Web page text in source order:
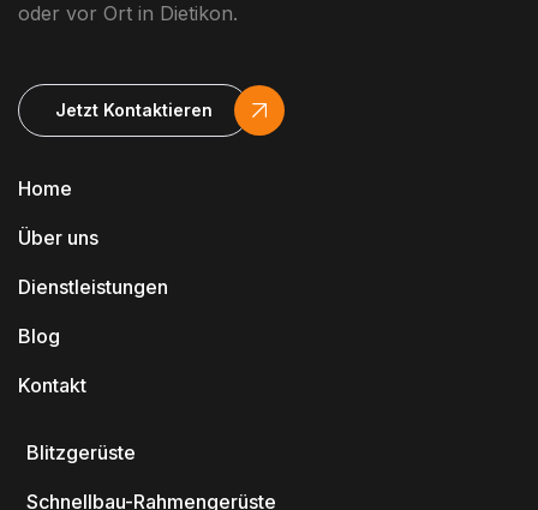
Home
Über uns
Dienstleistungen
Blog
Kontakt
Blitzgerüste
Schnellbau-Rahmengerüste
oder vor Ort in Dietikon.
Jetzt Kontaktieren